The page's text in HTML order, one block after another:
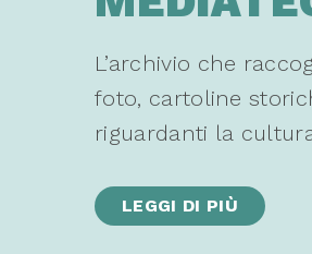
L’archivio che
foto, cartoline
riguardanti la
LEGGI DI PIÙ